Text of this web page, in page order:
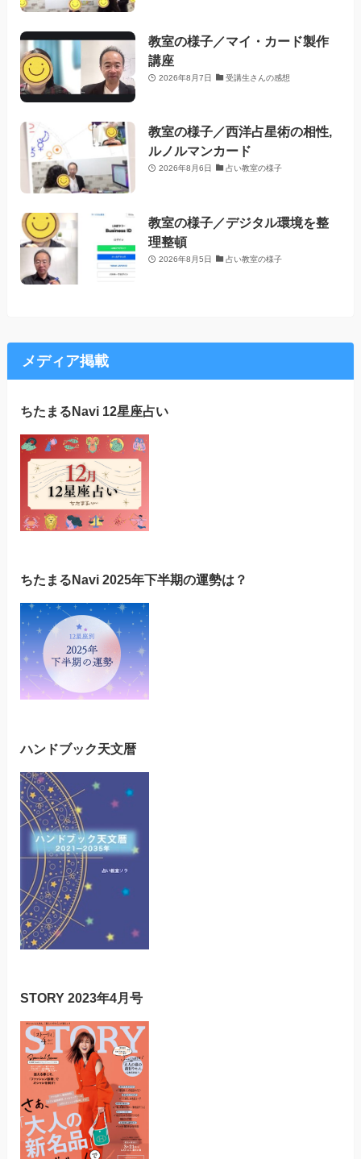
教室の様子／マイ・カード製作
講座
2026年8月7日 受講生さんの感想
教室の様子／西洋占星術の相性,
ルノルマンカード
2026年8月6日 占い教室の様子
教室の様子／デジタル環境を整
理整頓
2026年8月5日 占い教室の様子
メディア掲載
ちたまるNavi 12星座占い
ちたまるNavi 2025年下半期の運勢は？
ハンドブック天文暦
STORY 2023年4月号